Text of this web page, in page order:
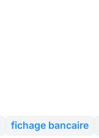
fichage bancaire